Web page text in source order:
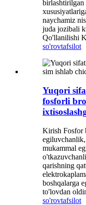
birlashtirilgan
naychamiz
juda jozibali
Qo'llanilishi
so'rovtafsilot
Yuqori
fosforli
Kirish Fosfor
mukammal
qarishning
boshqalarga
to'lovdan
so'rovtafsilot